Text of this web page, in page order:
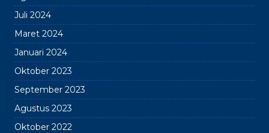
Juli 2024
Maret 2024
Januari 2024
Oktober 2023
September 2023
Agustus 2023
Oktober 2022